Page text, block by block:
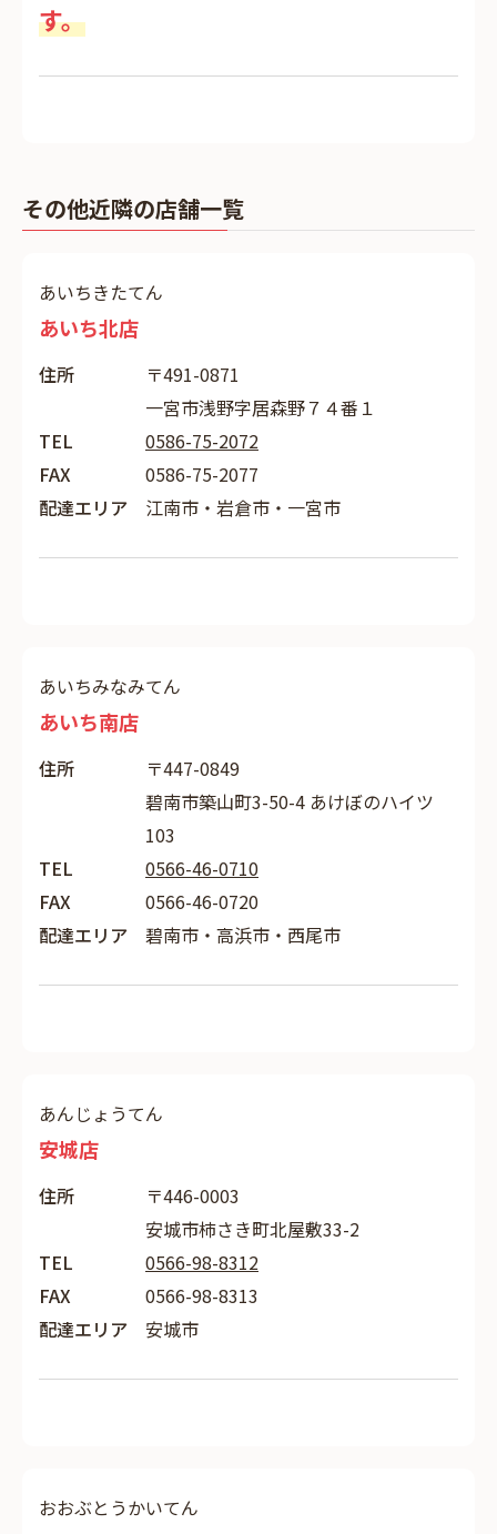
す。
その他近隣の店舗一覧
あいちきたてん
あいち北店
住所
〒491-0871
一宮市浅野字居森野７４番１
TEL
0586-75-2072
FAX
0586-75-2077
配達エリア
江南市・岩倉市・一宮市
あいちみなみてん
あいち南店
住所
〒447-0849
碧南市築山町3-50-4 あけぼのハイツ
103
TEL
0566-46-0710
FAX
0566-46-0720
配達エリア
碧南市・高浜市・西尾市
あんじょうてん
安城店
住所
〒446-0003
安城市柿さき町北屋敷33-2
TEL
0566-98-8312
FAX
0566-98-8313
配達エリア
安城市
おおぶとうかいてん